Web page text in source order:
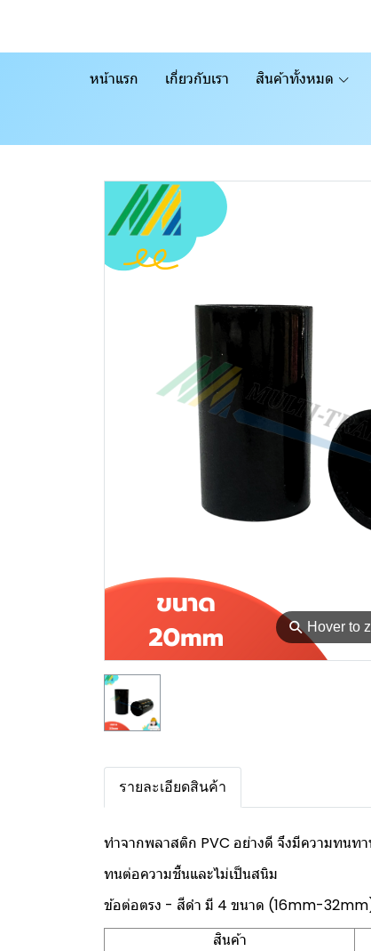
หน้าแรก เกี่ยวกับเรา สินค้าทั้งหมด
⚲ Hover to
รายละเอียดสินค้า
ทำจากพลาสติก PVC อย่างดี จึงมีความทนท
ทนต่อความชื้นและไม่เป็นสนิม
ข้อต่อตรง - สีดำ มี 4 ขนาด (16mm-
สินค้า